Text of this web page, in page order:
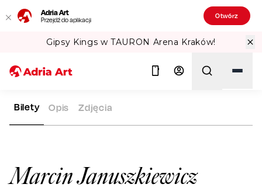
Adria Art
Przejdź do aplikacji Otwórz
Gipsy Kings w TAURON Arena Kraków!
ADRIA ART ARTYŚCI MARCIN JANUSZKIEWICZ
Marcin Januszkiewicz
Bilety Opis Zdjęcia